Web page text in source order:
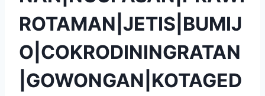
ROTAMAN|JETIS|BUMIJ
O|COKRODININGRATAN
|GOWONGAN|KOTAGED